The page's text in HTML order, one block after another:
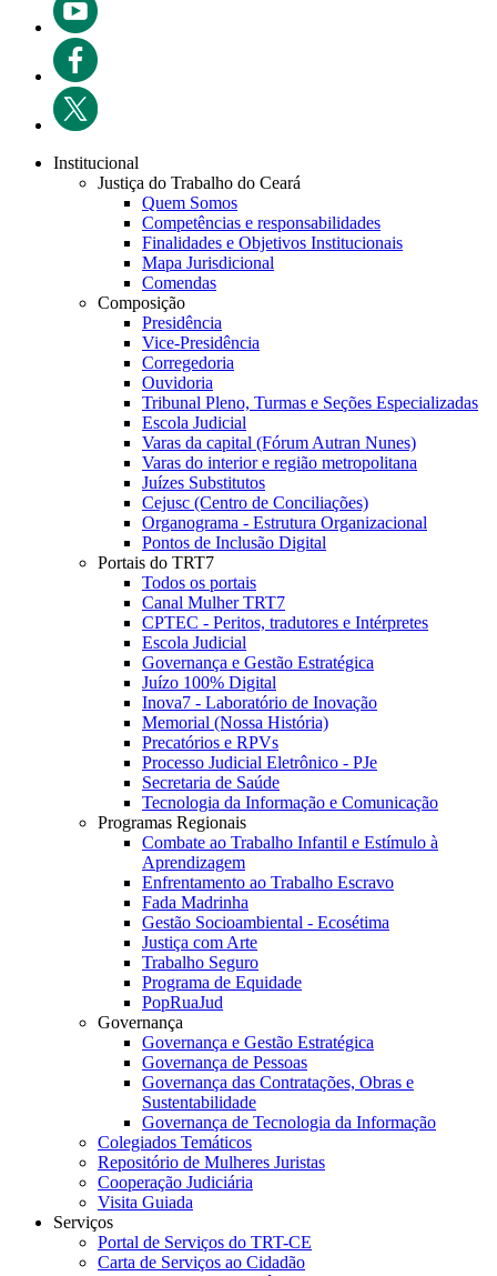
Institucional
Justiça do Trabalho do Ceará
Quem Somos
Competências e responsabilidades
Finalidades e Objetivos Institucionais
Mapa Jurisdicional
Comendas
Composição
Presidência
Vice-Presidência
Corregedoria
Ouvidoria
Tribunal Pleno, Turmas e Seções Especializadas
Escola Judicial
Varas da capital (Fórum Autran Nunes)
Varas do interior e região metropolitana
Juízes Substitutos
Cejusc (Centro de Conciliações)
Organograma - Estrutura Organizacional
Pontos de Inclusão Digital
Portais do TRT7
Todos os portais
Canal Mulher TRT7
CPTEC - Peritos, tradutores e Intérpretes
Escola Judicial
Governança e Gestão Estratégica
Juízo 100% Digital
Inova7 - Laboratório de Inovação
Memorial (Nossa História)
Precatórios e RPVs
Processo Judicial Eletrônico - PJe
Secretaria de Saúde
Tecnologia da Informação e Comunicação
Programas Regionais
Combate ao Trabalho Infantil e Estímulo à
Aprendizagem
Enfrentamento ao Trabalho Escravo
Fada Madrinha
Gestão Socioambiental - Ecosétima
Justiça com Arte
Trabalho Seguro
Programa de Equidade
PopRuaJud
Governança
Governança e Gestão Estratégica
Governança de Pessoas
Governança das Contratações, Obras e
Sustentabilidade
Governança de Tecnologia da Informação
Colegiados Temáticos
Repositório de Mulheres Juristas
Cooperação Judiciária
Visita Guiada
Serviços
Portal de Serviços do TRT-CE
Carta de Serviços ao Cidadão